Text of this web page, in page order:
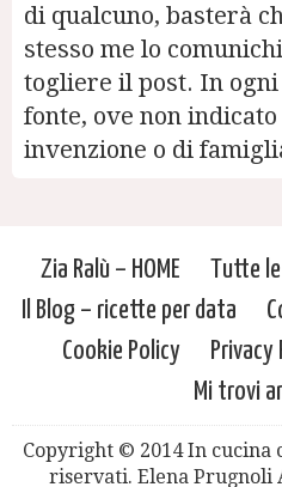
di qualcuno, basterà
stesso me lo
togliere il post. In
fonte, ove non
invenzione o di
Zia Ralù – HOME
Tutte
Il Blog – ricette per data
Cookie Policy
Privacy
Mi trovi
Copyright © 2014 In
riservati. Elena Prugnoli